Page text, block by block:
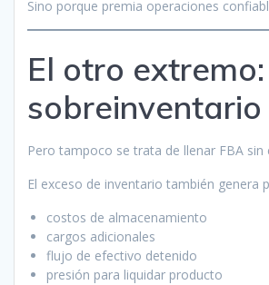
Sino porque premia operaciones
El otro extremo:
sobreinventario
Pero tampoco se trata de llenar FBA sin
El exceso de inventario también genera
costos de almacenamiento
cargos adicionales
flujo de efectivo detenido
presión para liquidar producto